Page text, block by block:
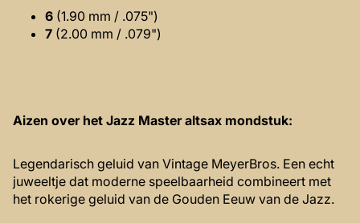
6 (1.90 mm / .075")
7 (2.00 mm / .079")
Aizen over het Jazz Master altsax mondstuk:
Legendarisch geluid van Vintage MeyerBros. Een echt
juweeltje dat moderne speelbaarheid combineert met
het rokerige geluid van de Gouden Eeuw van de Jazz.